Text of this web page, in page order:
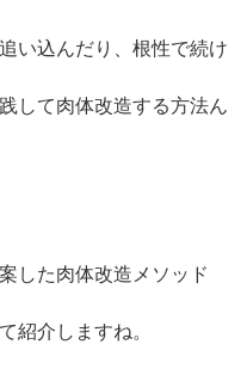
い込んだり、根性で続け
して肉体改造する方法ん
した肉体改造メソッド
紹介しますね。